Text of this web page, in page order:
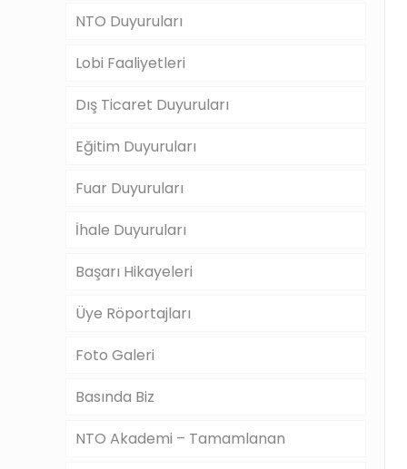
NTO Duyuruları
Lobi Faaliyetleri
Dış Ticaret Duyuruları
Eğitim Duyuruları
Fuar Duyuruları
İhale Duyuruları
Başarı Hikayeleri
Üye Röportajları
Foto Galeri
Basında Biz
NTO Akademi – Tamamlanan